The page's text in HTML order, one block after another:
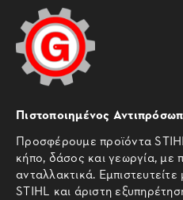
Πιστοποιημένος
Προσφέρουμε προϊόντα
κήπο, δάσος και γεωργία, με
ανταλλακτικά.
STIHL και άριστη